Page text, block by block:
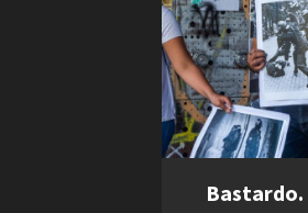
Bastardo.